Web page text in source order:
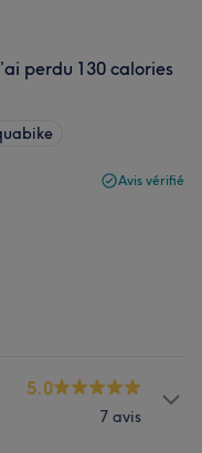
perdu 130 calories
Avis vérifié
5.0
7 avis